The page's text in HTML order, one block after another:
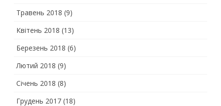
Травень 2018 (9)
Квітень 2018 (13)
Березень 2018 (6)
Лютий 2018 (9)
Січень 2018 (8)
Грудень 2017 (18)